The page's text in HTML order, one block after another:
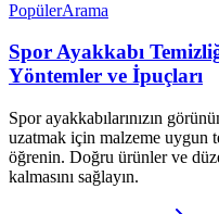
PopülerArama
Spor Ayakkabı
Yöntemler ve İpuçları
Spor ayakkabılarınızın
uzatmak için malzeme uygun
öğrenin. Doğru ürünler ve
kalmasını sağlayın.